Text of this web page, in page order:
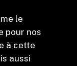
le
pour nos
à cette
aussi